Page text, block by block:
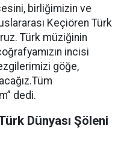
birliğimizin ve
Keçiören Türk
Türk müziğinin
incisi
göğe,
dedi.
Dünyası Şöleni